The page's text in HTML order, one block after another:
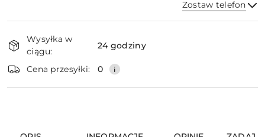
Zostaw telefon
i
dostawa
Wysyłka w
ciągu:
24 godziny
Cena przesyłki: 0